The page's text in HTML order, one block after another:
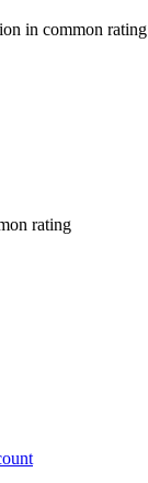
in common rating
rating